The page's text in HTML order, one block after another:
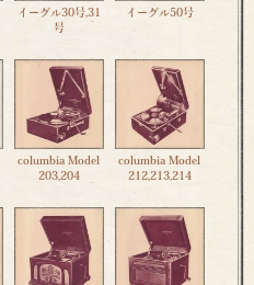
イーグル30号,31
号
イーグル50号
columbia Model
203,204
columbia Model
212,213,214